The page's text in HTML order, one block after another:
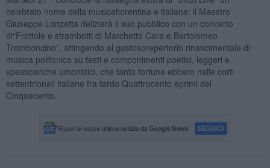
celebrato nome della musicafiorentina e italiana: il Maestro
Giuseppe Lanzetta delizierà il suo pubblico con un concerto
di“Frottole e strambotti di Marchetto Cara e Bartolomeo
Tromboncino”, attingendo al gustosorepertorio rinascimentale di
musica polifonica su testi e componimenti poetici, leggeri e
spessoanche umoristici, che tanta fortuna ebbero nelle corti
settentrionali italiane fra tardo Quattrocento eprimi del
Cinquecento.